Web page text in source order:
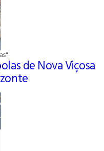
de Nova Viçosa